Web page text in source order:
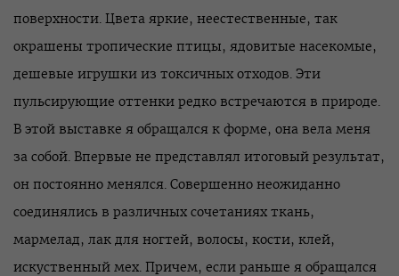
поверхности. Цвета яркие, неестественные, так
окрашены тропические птицы, ядовитые насекомые,
дешевые игрушки из токсичных отходов. Эти
пульсирующие оттенки редко встречаются в природе.
В этой выставке я обращался к форме, она вела меня
за собой. Впервые не представлял итоговый результат,
он постоянно менялся. Совершенно неожиданно
соединялись в различных сочетаниях ткань,
мармелад, лак для ногтей, волосы, кости, клей,
искуственный мех. Причем, если раньше я обращался